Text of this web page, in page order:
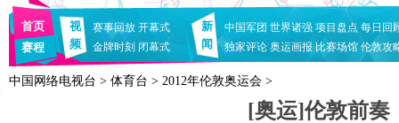
首页
赛程
视
频
赛事回放 开幕式
金牌时刻 闭幕式
新
闻
中国军团 世界诸强 项目盘点 每日回
独家评论 奥运画报 比赛场馆 伦敦攻
中国网络电视台 > 体育台 > 2012年伦敦奥运会 >
[奥运]伦敦前奏